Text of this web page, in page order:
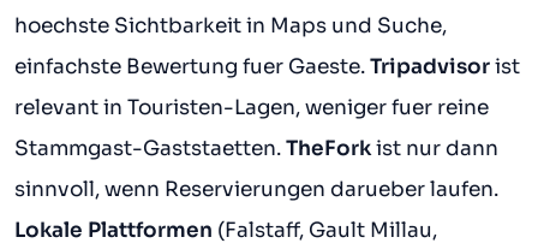
hoechste Sichtbarkeit in Maps und Suche,
einfachste Bewertung fuer Gaeste.Tripadvisorist
relevant in Touristen-Lagen, weniger fuer reine
Stammgast-Gaststaetten.TheForkist nur dann
sinnvoll, wenn Reservierungen darueber laufen.
Lokale Plattformen (Falstaff, Gault Millau,